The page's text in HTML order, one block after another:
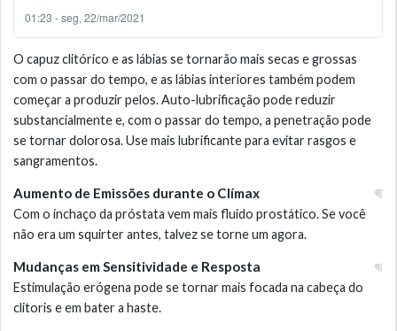
01:23 - seg, 22/mar/2021
O capuz clitórico e as lábias se tornarão mais secas e grossas
com o passar do tempo, e as lábias interiores também podem
começar a produzir pelos. Auto-lubrificação pode reduzir
substancialmente e, com o passar do tempo, a penetração pode
se tornar dolorosa. Use mais lubrificante para evitar rasgos e
sangramentos.
Aumento de Emissões durante o Clímax
Com o inchaço da próstata vem mais fluido prostático. Se você
não era um squirter antes, talvez se torne um agora.
Mudanças em Sensitividade e Resposta
Estimulação erógena pode se tornar mais focada na cabeça do
clitoris e em bater a haste.